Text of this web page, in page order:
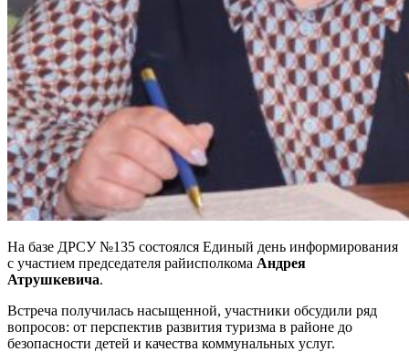
На базе ДРСУ №135 состоялся Единый день информирования
с участием председателя райисполкома Андрея
Атрушкевича.
Встреча получилась насыщенной, участники обсудили ряд
вопросов: от перспектив развития туризма в районе до
безопасности детей и качества коммунальных услуг.